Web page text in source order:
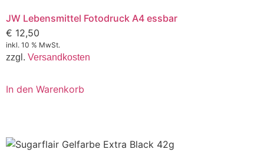
JW Lebensmittel Fotodruck A4 essbar
€ 12,50
inkl. 10 % MwSt.
zzgl. Versandkosten
In den Warenkorb